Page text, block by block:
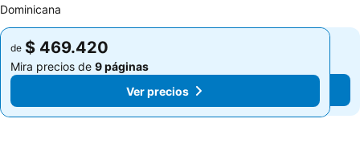
Dominicana
de $ 469.420
Mira precios de 9 páginas
Ver precios
de $ 469.420
Mira precios de 9 páginas
Ver precios